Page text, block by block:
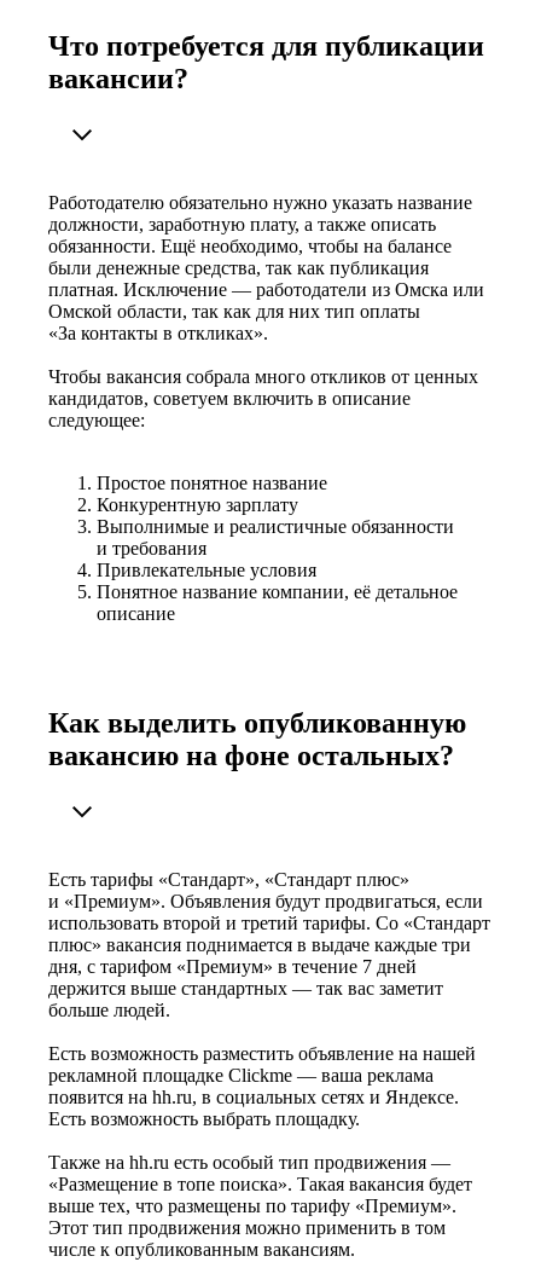
Что потребуется для публикации
вакансии?
Работодателю обязательно нужно указать название
должности, заработную плату, а также описать
обязанности. Ещё необходимо, чтобы на балансе
были денежные средства, так как публикация
платная. Исключение — работодатели из Омска или
Омской области, так как для них тип оплаты
«За контакты в откликах».
Чтобы вакансия собрала много откликов от ценных
кандидатов, советуем включить в описание
следующее:
Простое понятное название
Конкурентную зарплату
Выполнимые и реалистичные обязанности
и требования
Привлекательные условия
Понятное название компании, её детальное
описание
Как выделить опубликованную
вакансию на фоне остальных?
Есть тарифы «Стандарт», «Стандарт плюс»
и «Премиум». Объявления будут продвигаться, если
использовать второй и третий тарифы. Со «Стандарт
плюс» вакансия поднимается в выдаче каждые три
дня, с тарифом «Премиум» в течение 7 дней
держится выше стандартных — так вас заметит
больше людей.
Есть возможность разместить объявление на нашей
рекламной площадке Clickme — ваша реклама
появится на hh.ru, в социальных сетях и Яндексе.
Есть возможность выбрать площадку.
Также на hh.ru есть особый тип продвижения —
«Размещение в топе поиска». Такая вакансия будет
выше тех, что размещены по тарифу «Премиум».
Этот тип продвижения можно применить в том
числе к опубликованным вакансиям.